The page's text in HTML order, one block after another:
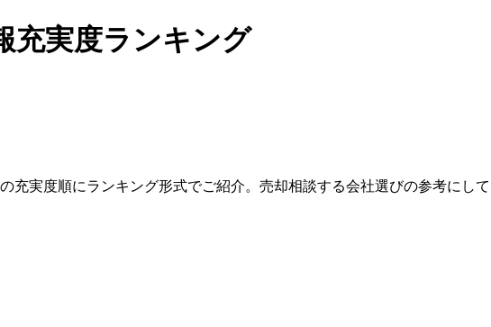
充実度ランキング
充実度順にランキング形式でご紹介。売却相談する会社選びの参考にして